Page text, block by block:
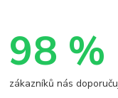
98 %
zákazníků nás